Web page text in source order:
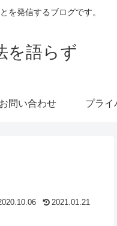
を発信するブログです。
を語らず
お問い合わせ プライ
2021.01.21